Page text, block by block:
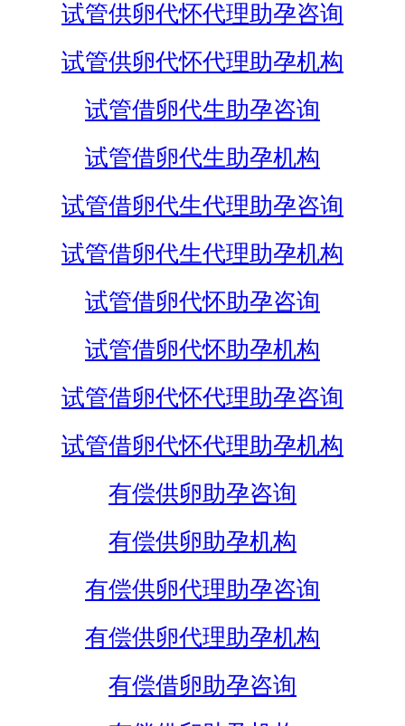
试管供卵代怀代理助孕咨询
试管供卵代怀代理助孕机构
试管借卵代生助孕咨询
试管借卵代生助孕机构
试管借卵代生代理助孕咨询
试管借卵代生代理助孕机构
试管借卵代怀助孕咨询
试管借卵代怀助孕机构
试管借卵代怀代理助孕咨询
试管借卵代怀代理助孕机构
有偿供卵助孕咨询
有偿供卵助孕机构
有偿供卵代理助孕咨询
有偿供卵代理助孕机构
有偿借卵助孕咨询